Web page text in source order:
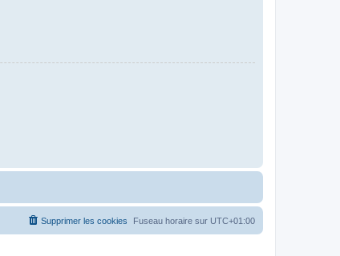
Fuseau horaire sur UTC+01:00
Supprimer les cookies